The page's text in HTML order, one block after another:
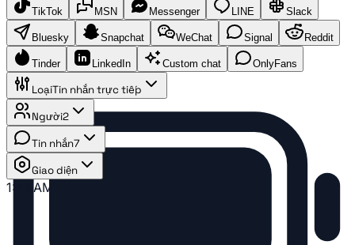
TikTok MSN Messenger LINE Slack
Bluesky Snapchat WeChat Signal Reddit
Tinder LinkedIn Custom chat OnlyFans
LoạiTin nhắn trực tiếp
Người2
Tin nhắn7
Giao diện
1:41 AM